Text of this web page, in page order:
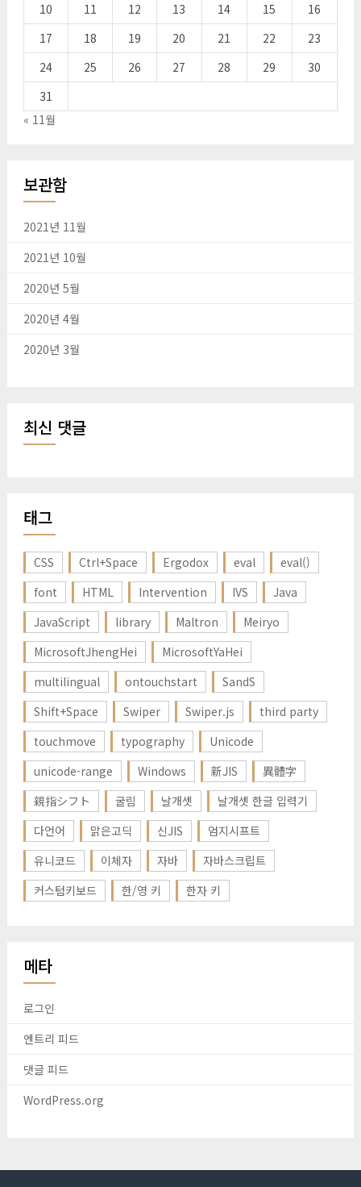
10
11 12 13 14 15
16
17
18 19 20 21 22
23
24
25 26 27 28 29
30
31
« 11월
보관함
2021년 11월
2021년 10월
2020년 5월
2020년 4월
2020년 3월
최신 댓글
태그
CSS Ctrl+Space Ergodox eval
eval()
font
HTML Intervention IVS
Java
JavaScript
library Maltron
Meiryo
MicrosoftJhengHei
MicrosoftYaHei
multilingual
ontouchstart
SandS
Shift+Space
Swiper Swiper.js
third party
touchmove
typography
Unicode
unicode-range
Windows 新JIS
異體字
親指シフト
굴림 날개셋
날개셋 한글 입력기
다언어
맑은고딕 신JIS
엄지시프트
유니코드
이체자 자바
자바스크립트
커스텀키보드
한/영 키 한자 키
메타
로그인
엔트리 피드
댓글 피드
WordPress.org